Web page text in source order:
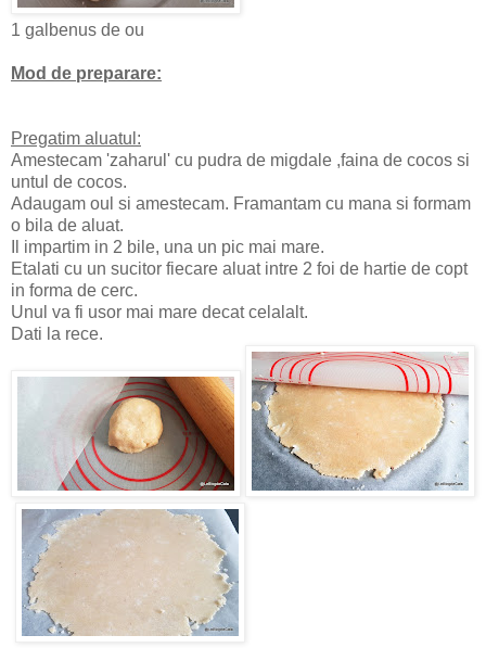
1 galbenus de ou
Mod de preparare:
Pregatim aluatul:
Amestecam 'zaharul' cu pudra de migdale ,faina de cocos si
untul de cocos.
Adaugam oul si amestecam. Framantam cu mana si formam
o bila de aluat.
Il impartim in 2 bile, una un pic mai mare.
Etalati cu un sucitor fiecare aluat intre 2 foi de hartie de copt
in forma de cerc.
Unul va fi usor mai mare decat celalalt.
Dati la rece.